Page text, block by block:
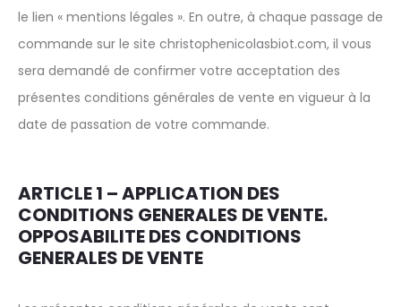
le lien « mentions légales ». En outre, à chaque passage de
commande sur le site christophenicolasbiot.com, il vous
sera demandé de confirmer votre acceptation des
présentes conditions générales de vente en vigueur à la
date de passation de votre commande.
ARTICLE 1 – APPLICATION DES
CONDITIONS GENERALES DE VENTE.
OPPOSABILITE DES CONDITIONS
GENERALES DE VENTE